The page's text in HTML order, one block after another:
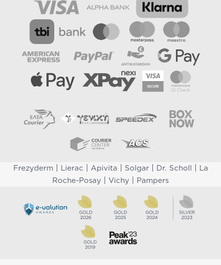
Frezyderm Lierac Apivita Solgar| Dr. Scholl
La
Roche-Posay
Vichy Pampers